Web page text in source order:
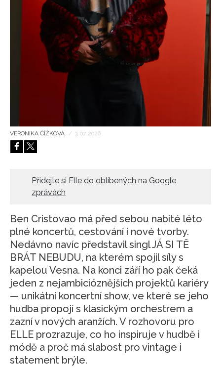
VERONIKA ČÍŽKOVÁ / 3. 07. 2026
Přidejte si Elle do oblíbených na Google
zprávách
Ben Cristovao má před sebou nabité léto
plné koncertů, cestování i nové tvorby.
Nedávno navíc představil singl JÁ SI TĚ
BRÁT NEBUDU, na kterém spojil síly s
kapelou Vesna. Na konci září ho pak čeká
jeden z nejambicióznějších projektů kariéry
— unikátní koncertní show, ve které se jeho
hudba propojí s klasickým orchestrem a
zazní v nových aranžích. V rozhovoru pro
ELLE prozrazuje, co ho inspiruje v hudbě i
módě a proč má slabost pro vintage i
statement brýle.